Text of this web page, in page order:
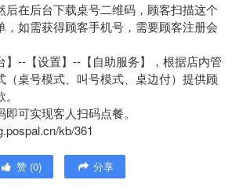
后在后台下载桌号二维码，顾客扫描这个
，如需获得顾客手机号，需要顾客注册会
】--【设置】--【自助服务】，根据店内管
（桌号模式、叫号模式、桌边付）提供顾
可实现客人扫码点餐。
kb/361
赞 (0) 分享